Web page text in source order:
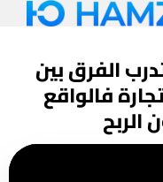
الفرق بين
فالواقع